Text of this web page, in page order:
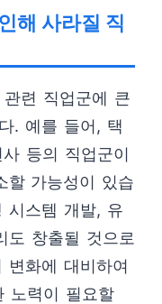
해 사라질 직
련 직업군에 큰
. 예를 들어, 택
등의 직업군이
할 가능성이 있습
시스템 개발, 유
도 창출될 것으로
변화에 대비하여
노력이 필요할